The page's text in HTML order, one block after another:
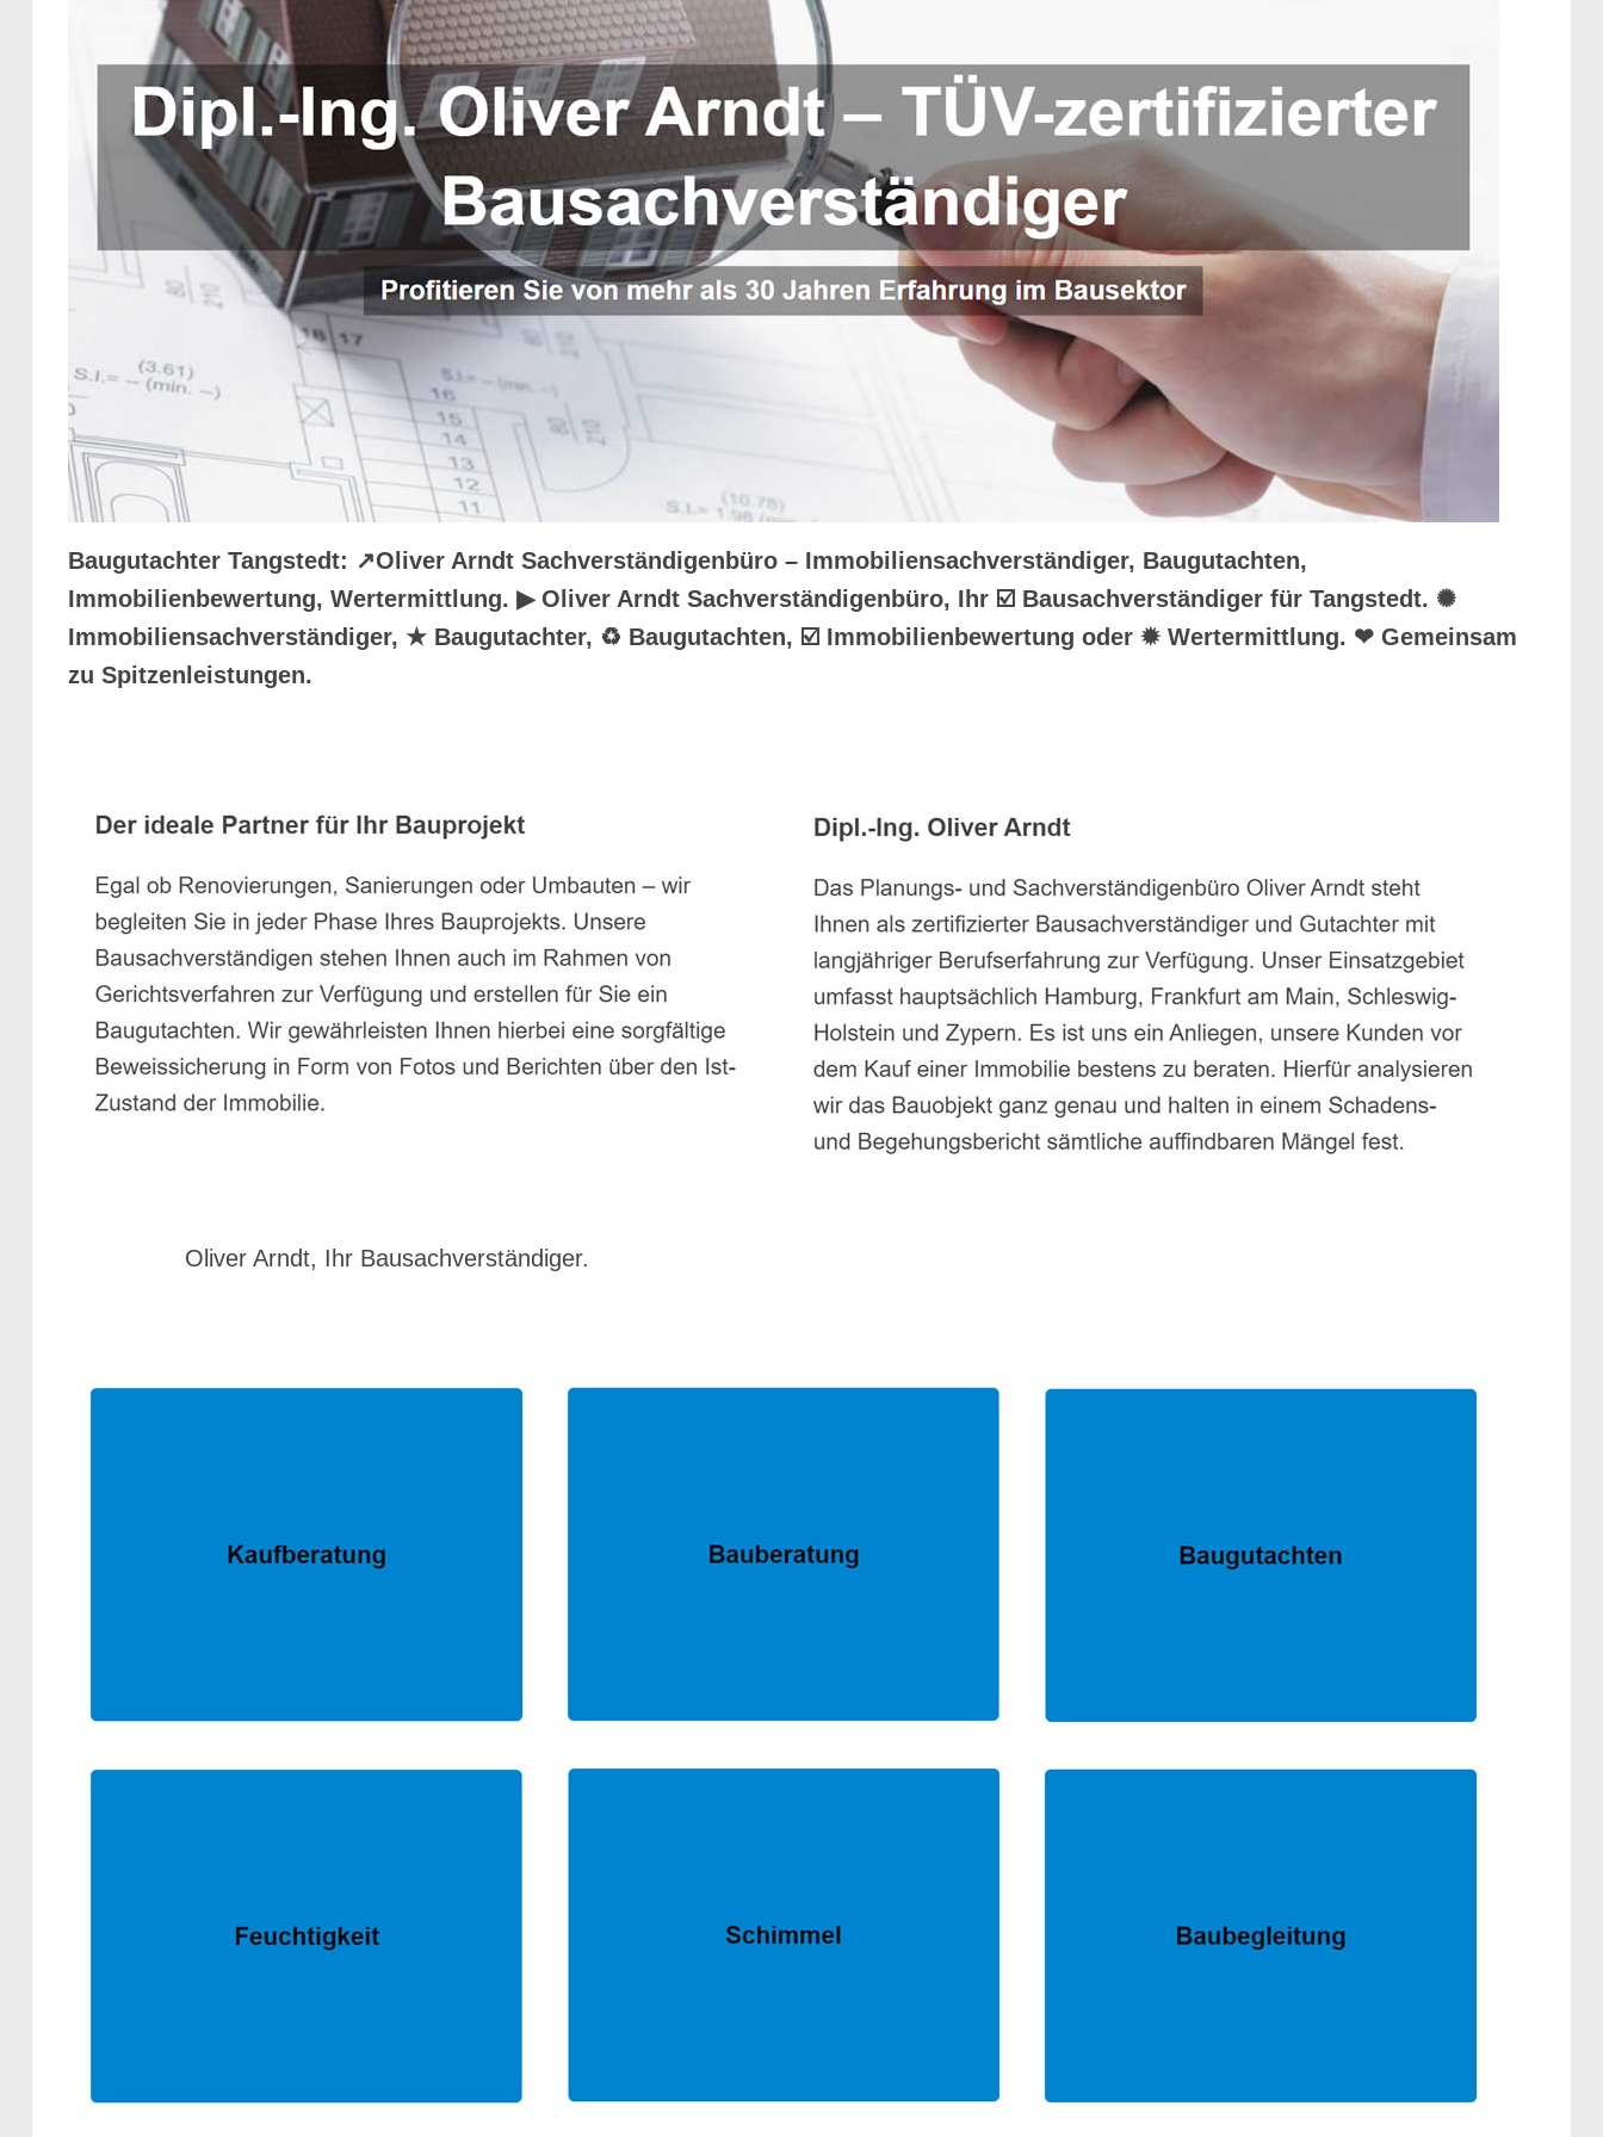
Baugutachter Tangstedt: ↗️Oliver Arndt Sachverständigenbüro – Immobiliensachverständiger, Baugutachten,
Immobilienbewertung, Wertermittlung. ▶︎ Oliver Arndt Sachverständigenbüro, Ihr ☑️ Bausachverständiger für Tangstedt. ✺
Immobiliensachverständiger, ★ Baugutachter, ♻ Baugutachten, ☑️ Immobilienbewertung oder ✹ Wertermittlung. ❤ Gemeinsam
zu Spitzenleistungen.
Oliver Arndt, Ihr Bausachverständiger.